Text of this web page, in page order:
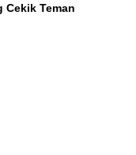
Cekik Teman